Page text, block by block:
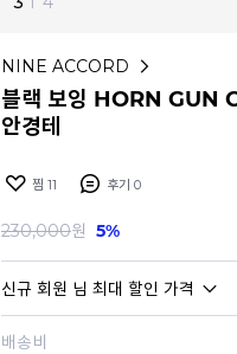
NINE ACCORD
블랙 보잉 HORN GUN
안경테
찜 11 후기 0
230,000원 5%
신규 회원 님 최대 할인 가격
배송비